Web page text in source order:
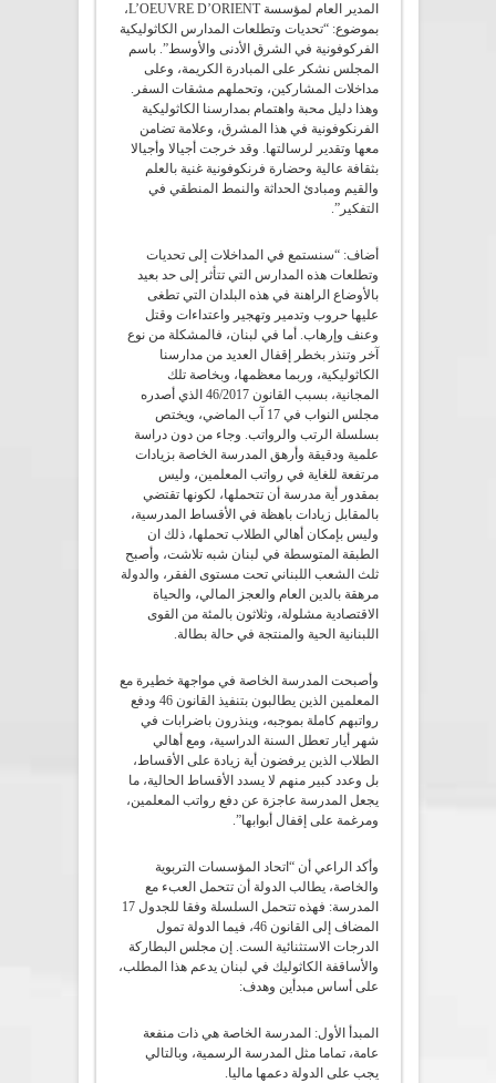
المدير العام لمؤسسة L’OEUVRE D’ORIENT،
بموضوع: “تحديات وتطلعات المدارس الكاثوليكية
الفركوفونية في الشرق الأدنى والأوسط”. باسم
المجلس نشكر على المبادرة الكريمة، وعلى
مداخلات المشاركين، وتحملهم مشقات السفر.
وهذا دليل محبة واهتمام بمدارسنا الكاثوليكية
الفرنكوفونية في هذا المشرق، وعلامة تضامن
معها وتقدير لرسالتها. وقد خرجت أجيالا وأجيالا
بثقافة عالية وحضارة فرنكوفونية غنية بالعلم
والقيم ومبادئ الحداثة والنمط المنطقي في
التفكير”.
أضاف: “سنستمع في المداخلات إلى تحديات
وتطلعات هذه المدارس التي تتأثر إلى حد بعيد
بالأوضاع الراهنة في هذه البلدان التي تطغى
عليها حروب وتدمير وتهجير واعتداءات وقتل
وعنف وإرهاب. أما في لبنان، فالمشكلة من نوع
آخر وتنذر بخطر إقفال العديد من مدارسنا
الكاثوليكية، وربما معظمها، وبخاصة تلك
المجانية، بسبب القانون 46/2017 الذي أصدره
مجلس النواب في 17 آب الماضي، ويختص
بسلسلة الرتب والرواتب. وجاء من دون دراسة
علمية ودقيقة وأرهق المدرسة الخاصة بزيادات
مرتفعة للغاية في رواتب المعلمين، وليس
بمقدور أية مدرسة أن تتحملها، لكونها تقتضي
بالمقابل زيادات باهظة في الأقساط المدرسية،
وليس بإمكان أهالي الطلاب تحملها، ذلك ان
الطبقة المتوسطة في لبنان شبه تلاشت، وأصبح
ثلث الشعب اللبناني تحت مستوى الفقر، والدولة
مرهقة بالدين العام والعجز المالي، والحياة
الاقتصادية مشلولة، وثلاثون بالمئة من القوى
اللبنانية الحية والمنتجة في حالة بطالة.
وأصبحت المدرسة الخاصة في مواجهة خطيرة مع
المعلمين الذين يطالبون بتنفيذ القانون 46 ودفع
رواتبهم كاملة بموجبه، وينذرون باضرابات في
شهر أيار تعطل السنة الدراسية، ومع أهالي
الطلاب الذين يرفضون أية زيادة على الأقساط،
بل وعدد كبير منهم لا يسدد الأقساط الحالية، ما
يجعل المدرسة عاجزة عن دفع رواتب المعلمين،
ومرغمة على إقفال أبوابها”.
وأكد الراعي أن “اتحاد المؤسسات التربوية
والخاصة، يطالب الدولة أن تتحمل العبء مع
المدرسة: فهذه تتحمل السلسلة وفقا للجدول 17
المضاف إلى القانون 46، فيما الدولة تمول
الدرجات الاستثنائية الست. إن مجلس البطاركة
والأساقفة الكاثوليك في لبنان يدعم هذا المطلب،
على أساس مبدأين وهدف:
المبدأ الأول: المدرسة الخاصة هي ذات منفعة
عامة، تماما مثل المدرسة الرسمية، وبالتالي
يجب على الدولة دعمها ماليا.